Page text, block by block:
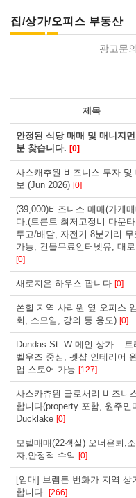
집/상가/오피스 부동산
광고문
제목
안정된 식당 매매 및 매니지
분 찾습니다. [0]
사스캐추원 비즈니스 투자 및
보 (Jun 2026) [0]
(39,000)비즈니스 매매(가게
다.(토론토 최저고정비 다운
투고/배달, 자전거 8분거리 무
가능, 건물무료인터넷유, 대
[0]
새로지은 하우스 팝니다 [0]
쏜힐 지역 사리원 옆 오피스
회, 소모임, 강의 등 용도) [0]
Dundas St. W 메인 상가 – 트
벨우즈 중심, 펫샵 인테리어
업 스토어 가능 [127]
사스카츄원 글로서리 비즈니
합니다(property 포함, 원주민
Ducklake [0]
모텔매매(22객실) 오너은퇴,
자,안정적 수익 [0]
[임대] 브램튼 번화가 지역 상
합니다. [266]